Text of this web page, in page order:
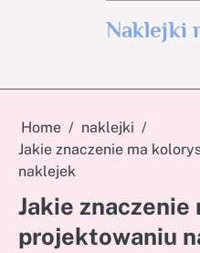
Naklejki
Home
naklejki
Jakie znaczenie ma
naklejek
Jakie
projektowaniu